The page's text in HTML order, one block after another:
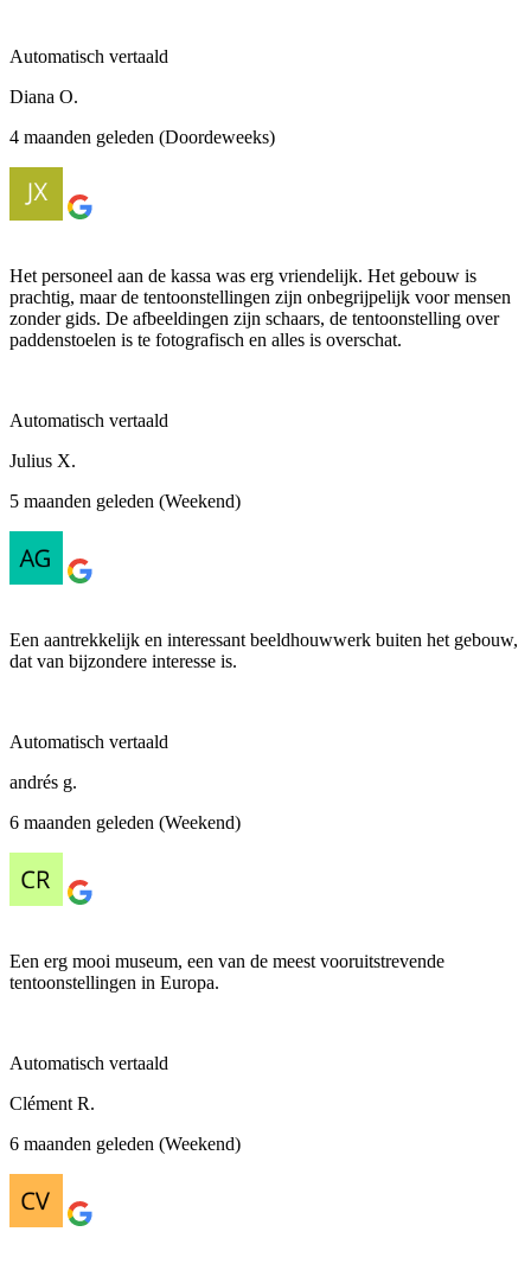
Automatisch vertaald
Diana O.
4 maanden geleden (Doordeweeks)
Het personeel aan de kassa was erg vriendelijk. Het gebouw is
prachtig, maar de tentoonstellingen zijn onbegrijpelijk voor mensen
zonder gids. De afbeeldingen zijn schaars, de tentoonstelling over
paddenstoelen is te fotografisch en alles is overschat.
Automatisch vertaald
Julius X.
5 maanden geleden (Weekend)
Een aantrekkelijk en interessant beeldhouwwerk buiten het gebouw,
dat van bijzondere interesse is.
Automatisch vertaald
andrés g.
6 maanden geleden (Weekend)
Een erg mooi museum, een van de meest vooruitstrevende
tentoonstellingen in Europa.
Automatisch vertaald
Clément R.
6 maanden geleden (Weekend)